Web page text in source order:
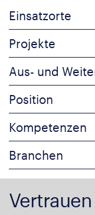
Einsatzorte
Projekte
Aus- und
Position
Kompetenzen
Branchen